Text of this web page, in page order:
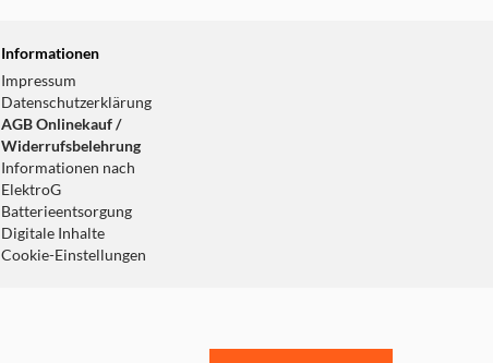
Informationen
Impressum
Datenschutzerklärung
AGB Onlinekauf /
Widerrufsbelehrung
Informationen nach
ElektroG
Batterieentsorgung
Digitale Inhalte
Cookie-Einstellungen